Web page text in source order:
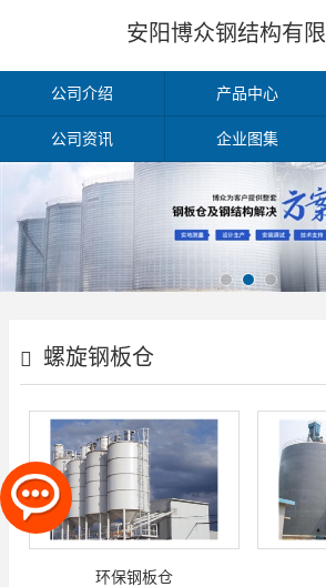
安阳博众钢结构有限
公司介绍 产品中心
公司资讯 企业图集
螺旋钢板仓
环保钢板仓